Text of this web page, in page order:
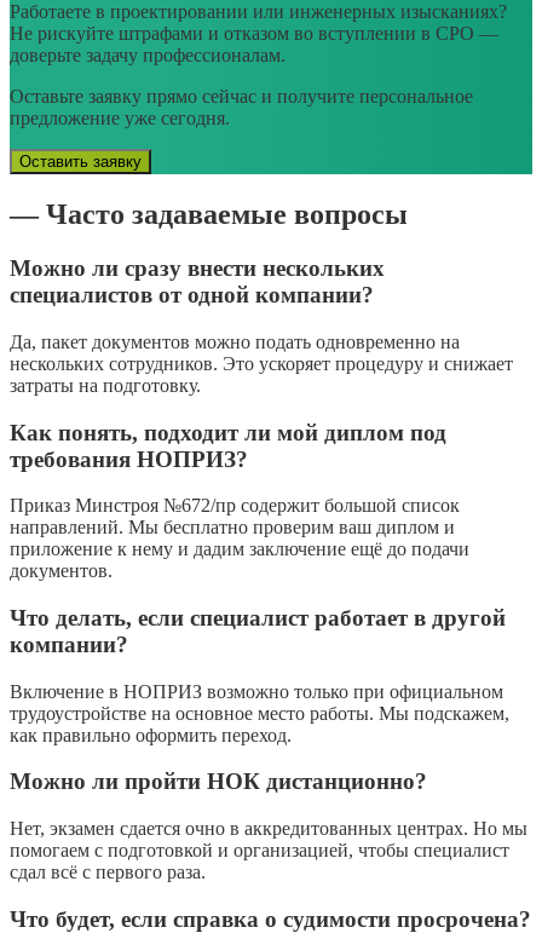
Работаете в проектировании или инженерных изысканиях?
Не рискуйте штрафами и отказом во вступлении в СРО —
доверьте задачу профессионалам.
Оставьте заявку прямо сейчас и получите персональное
предложение уже сегодня.
Оставить заявку
— Часто задаваемые вопросы
Можно ли сразу внести нескольких
специалистов от одной компании?
Да, пакет документов можно подать одновременно на
нескольких сотрудников. Это ускоряет процедуру и снижает
затраты на подготовку.
Как понять, подходит ли мой диплом под
требования НОПРИЗ?
Приказ Минстроя №672/пр содержит большой список
направлений. Мы бесплатно проверим ваш диплом и
приложение к нему и дадим заключение ещё до подачи
документов.
Что делать, если специалист работает в другой
компании?
Включение в НОПРИЗ возможно только при официальном
трудоустройстве на основное место работы. Мы подскажем,
как правильно оформить переход.
Можно ли пройти НОК дистанционно?
Нет, экзамен сдается очно в аккредитованных центрах. Но мы
помогаем с подготовкой и организацией, чтобы специалист
сдал всё с первого раза.
Что будет, если справка о судимости просрочена?